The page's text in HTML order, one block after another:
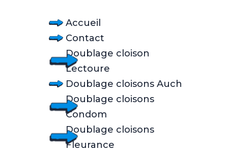
Accueil
Contact
Doublage cloison
Lectoure
Doublage cloisons Auch
Doublage cloisons
Condom
Doublage cloisons
Fleurance